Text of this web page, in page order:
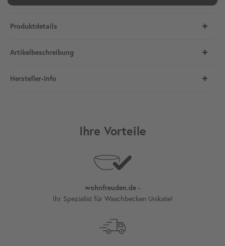
Produktdetails
Artikelbeschreibung
Hersteller-Info
Ihre Vorteile
wohnfreuden.de -
Ihr Spezialist für Waschbecken Unikate!